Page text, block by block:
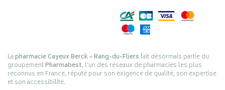
Lapharmacie Cayeux Berck – Rang-du-Fliersfait désormais partie du
groupementPharmabest, l’un des réseaux de pharmacies les plus
reconnus en France, réputé pour son exigence de qualité, son expertise
et son accessibilité.